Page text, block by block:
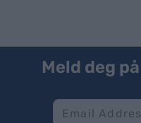
Meld deg